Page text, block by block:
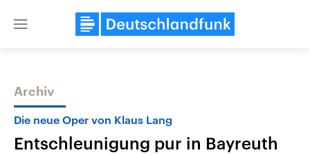
Close
Themen
Archiv
Die neue Oper von Klaus Lang
Entschleunigung pur in Bayreuth